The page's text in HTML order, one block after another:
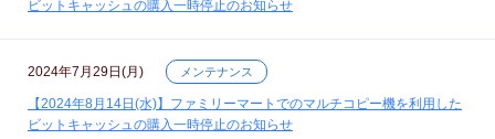
ビットキャッシュの購入一時停止のお知らせ
2024年7月29日(月) メンテナンス
【2024年8月14日(水)】ファミリーマートでのマルチコピー機を利用した
ビットキャッシュの購入一時停止のお知らせ